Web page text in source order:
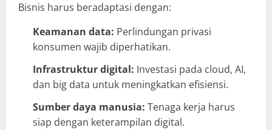
Bisnis harus beradaptasi dengan:
Keamanan data: Perlindungan privasi
konsumen wajib diperhatikan.
Infrastruktur digital: Investasi pada cloud, AI,
dan big data untuk meningkatkan efisiensi.
Sumber daya manusia: Tenaga kerja harus
siap dengan keterampilan digital.